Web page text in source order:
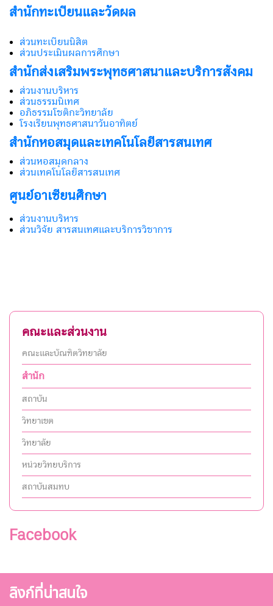
สำนักทะเบียนและวัดผล
ส่วนทะเบียนนิสิต
ส่วนประเมินผลการศึกษา
สำนักส่งเสริมพระพุทธศาสนาและบริการสังคม
ส่วนงานบริหาร
ส่วนธรรมนิเทศ
อภิธรรมโชติกะวิทยาลัย
โรงเรียนพุทธศาสนาวันอาทิตย์
สำนักหอสมุดและเทคโนโลยีสารสนเทศ
ส่วนหอสมุดกลาง
ส่วนเทคโนโลยีสารสนเทศ
ศูนย์อาเซียนศึกษา
ส่วนงานบริหาร
ส่วนวิจัย สารสนเทศและบริการวิชาการ
คณะและส่วนงาน
คณะและบัณฑิตวิทยาลัย
สำนัก
สถาบัน
วิทยาเขต
วิทยาลัย
หน่วยวิทยบริการ
สถาบันสมทบ
Facebook
ลิงก์ที่น่าสนใจ